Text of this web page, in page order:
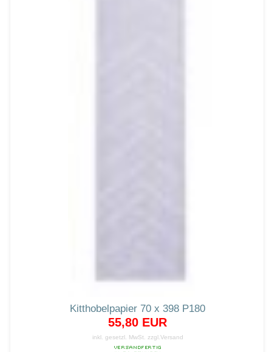
Kitthobelpapier 70 x 398 P180
55,80 EUR
inkl. gesetzl. MwSt. zzgl.Versand